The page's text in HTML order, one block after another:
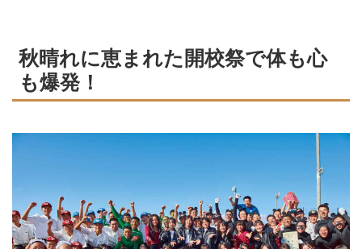
秋晴れに恵まれた開校祭で体も心
も爆発！